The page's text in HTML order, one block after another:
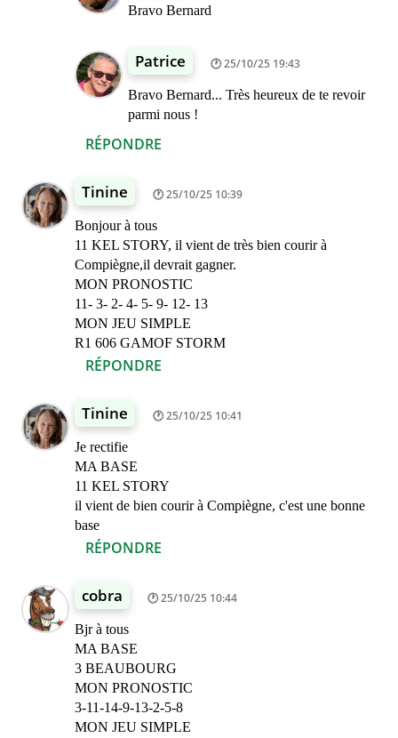
RÉPONDRE
Bravo Bernard
Patrice 25/10/25 19:43
Bravo Bernard... Très heureux de te revoir
parmi nous !
Tinine 25/10/25 10:39
Bonjour à tous
11 KEL STORY, il vient de très bien courir à
Compiègne,il devrait gagner.
MON PRONOSTIC
11- 3- 2- 4- 5- 9- 12- 13
MON JEU SIMPLE
R1 606 GAMOF STORM
RÉPONDRE
Tinine 25/10/25 10:41
Je rectifie
MA BASE
11 KEL STORY
il vient de bien courir à Compiègne, c'est une bonne
base
RÉPONDRE
cobra 25/10/25 10:44
Bjr à tous
MA BASE
3 BEAUBOURG
MON PRONOSTIC
3-11-14-9-13-2-5-8
MON JEU SIMPLE